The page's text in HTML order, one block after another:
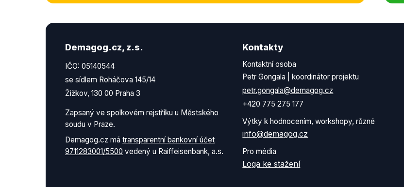
Demagog.cz, z.s.
IČO: 05140544
se sídlem Roháčova 145/14
Žižkov, 130 00 Praha 3
Zapsaný ve spolkovém rejstříku u Městského
soudu v Praze.
Demagog.cz má transparentní bankovní účet
9711283001/5500 vedený u Raiffeisenbank, a.s.
Kontakty
Kontaktní osoba
Petr Gongala | koordinátor projektu
petr.gongala@demagog.cz
+420 775 275 177
Výtky k hodnocením, workshopy, různé
info@demagog.cz
Pro média
Loga ke stažení